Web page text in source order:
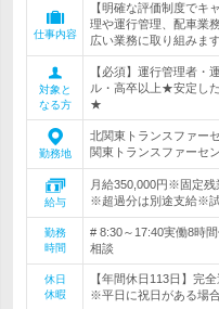
仕事内容
【明確な評価制度でキ
理や運行管理、配車業
広い業務に取り組みます
対象と
なる方
【必須】運行管理者・
ル・高卒以上★安定し
★
勤務地
北関東トランスファー
関東トランスファーセ
給与
月給350,000円※固定残
※超過分は別途支給※
勤務
時間
# 8:30～17:40実働8時
相談
休日
休暇
【年間休日113日】完
※平日に祝日がある場